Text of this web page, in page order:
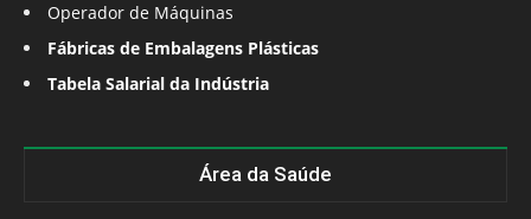
Operador de Máquinas
Fábricas de Embalagens Plásticas
Tabela Salarial da Indústria
Área da Saúde